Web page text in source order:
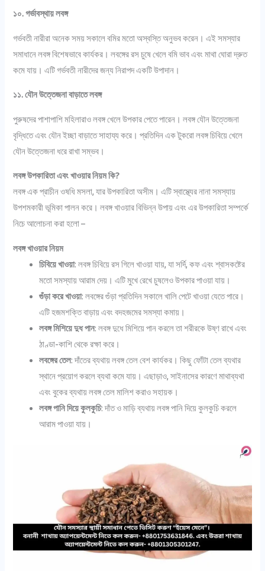
১০. গর্ভাবস্থায় লবঙ্গ
গর্ভবতী নারীরা অনেক সময় সকালে বমির মতো অস্বস্তি অনুভব করেন। এই সমস্যার
সমাধানে লবঙ্গ বিশেষভাবে কার্যকর। লবঙ্গের রস চুষে খেলে বমি ভাব এবং মাথা ঘোরা দ্রুত
কমে যায়। এটি গর্ভবতী নারীদের জন্য নিরাপদ একটি উপাদান।
১১. যৌন উত্তেজনা বাড়াতে লবঙ্গ
পুরুষদের পাশাপাশি মহিলারাও লবঙ্গ খেলে উপকার পেতে পারেন। লবঙ্গ যৌন উত্তেজনা
বৃদ্ধিতে এবং যৌন ইচ্ছা বাড়াতে সাহায্য করে। প্রতিদিন এক টুকরো লবঙ্গ চিবিয়ে খেলে
যৌন উত্তেজনা ধরে রাখা সম্ভব।
লবঙ্গ উপকারিতা এবং খাওয়ার নিয়ম কি?
লবঙ্গ এক প্রাচীন ওষধি মসলা, যার উপকারিতা অসীম। এটি স্বাস্থ্যের নানা সমস্যায়
উপশমকারী ভূমিকা পালন করে। লবঙ্গ খাওয়ার বিভিন্ন উপায় এবং এর উপকারিতা সম্পর্কে
নিচে আলোচনা করা হলো –
লবঙ্গ খাওয়ার নিয়ম
চিবিয়ে খাওয়া: লবঙ্গ চিবিয়ে রস গিলে খাওয়া যায়, যা সর্দি, কফ এবং শ্বাসকষ্টের
মতো সমস্যায় আরাম দেয়। এটি মুখে রেখে চুষলেও উপকার পাওয়া যায়।
গুঁড়া করে খাওয়া: লবঙ্গের গুঁড়া প্রতিদিন সকালে খালি পেটে খাওয়া যেতে পারে।
এটি হজমশক্তি বাড়ায় এবং বদহজমের সমস্যা কমায়।
লবঙ্গ মিশিয়ে দুধ পান: লবঙ্গ দুধে মিশিয়ে পান করলে তা শরীরকে উষ্ণ রাখে এবং
ঠাণ্ডা-কাশি থেকে রক্ষা করে।
লবঙ্গের তেল: দাঁতের ব্যথায় লবঙ্গ তেল বেশ কার্যকর। কিছু ফোঁটা তেল ব্যথার
স্থানে প্রয়োগ করলে ব্যথা কমে যায়। এছাড়াও, সাইনাসের কারণে মাথাব্যথা
এবং বুকের ব্যথায় লবঙ্গ তেল মালিশ করাও সহায়ক।
লবঙ্গ পানি দিয়ে কুলকুচি: দাঁত ও মাড়ি ব্যথায় লবঙ্গ পানি দিয়ে কুলকুচি করলে
আরাম পাওয়া যায়।